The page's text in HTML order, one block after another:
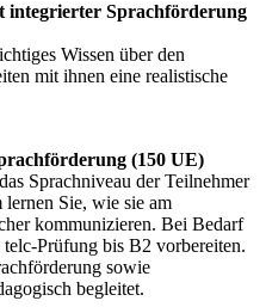
integrierter Sprachförderung
Wissen über den
mit ihnen eine realistische
(150 UE)
Sprachniveau der Teilnehmer
Sie, wie sie am
kommunizieren. Bei Bedarf
Prüfung bis B2 vorbereiten.
sowie
begleitet.